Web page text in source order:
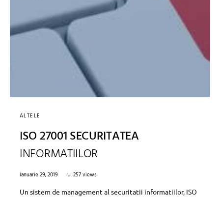
ALTELE
ISO 27001 SECURITATEA
INFORMATIILOR
ianuarie 29, 2019
257 views
Un sistem de management al securitatii informatiilor, ISO